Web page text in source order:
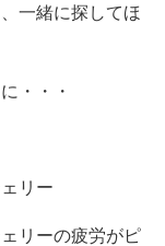
一緒に探してほ
・・・
リー
リーの疲労がピ